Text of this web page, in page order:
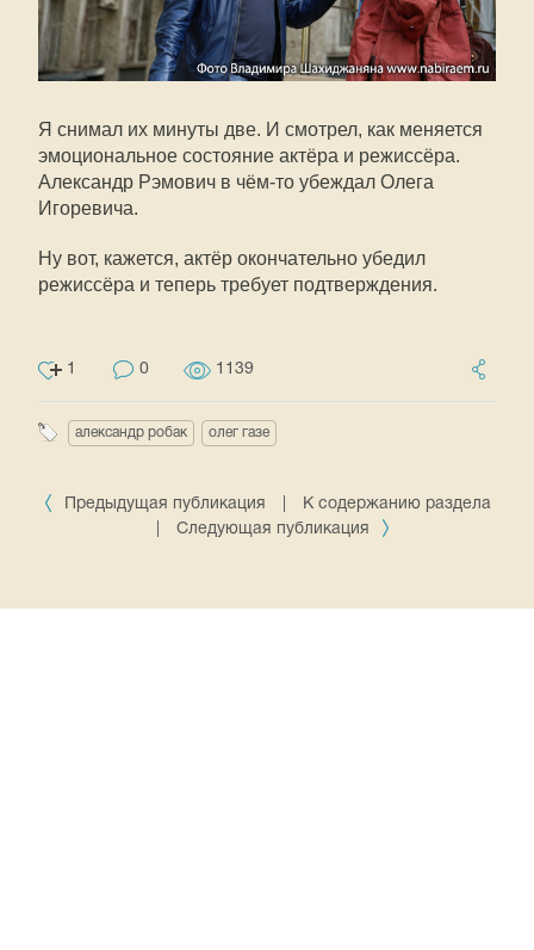
Я снимал их минуты две. И смотрел, как меняется
эмоциональное состояние актёра и режиссёра.
Александр Рэмович в чём-то убеждал Олега
Игоревича.
Ну вот, кажется, актёр окончательно убедил
режиссёра и теперь требует подтверждения.
1 0 1139
александр робак олег газе
Предыдущая публикация
К содержанию раздела
Следующая публикация